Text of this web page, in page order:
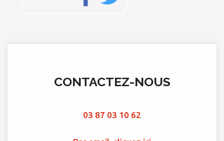
CONTACTEZ-NOUS
03 87 03 10 62